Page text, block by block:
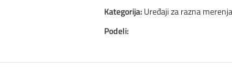
Kategorija:Uređaji za razna merenja
Podeli: